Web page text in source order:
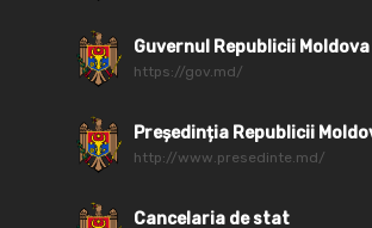
Guvernul Republicii Moldova
https://gov.md/
Președinția Republicii
http://www.presedinte.md/
Cancelaria de stat